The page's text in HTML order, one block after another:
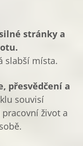
stránky a
slabší místa.
přesvědčení a
souvisí
život a